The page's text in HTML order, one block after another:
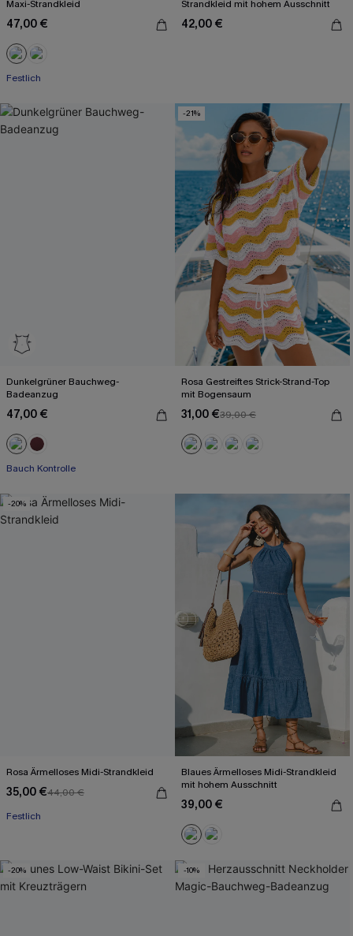
Maxi-Strandkleid
47,00 €
Festlich
Strandkleid mit hohem Ausschnitt
42,00 €
Dunkelgrüner Bauchweg-
Badeanzug
47,00 €
Bauch Kontrolle
-21%
Rosa Gestreiftes Strick-Strand-Top
mit Bogensaum
31,00 €39,00 €
-20%
Rosa Ärmelloses Midi-Strandkleid
35,00 €44,00 €
Festlich
Blaues Ärmelloses Midi-Strandkleid
mit hohem Ausschnitt
39,00 €
-20% -10%